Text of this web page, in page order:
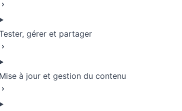
gérer et partager
Mise à jour et gestion du contenu